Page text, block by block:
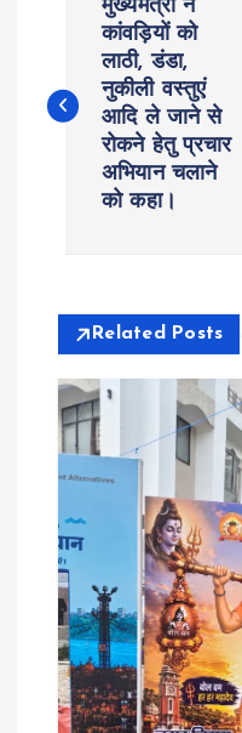
s
v
g
a
t
o
मुख्यमंत्री ने
कांवड़ियों को
लाठी, डंडा,
नुकीली वस्तुएं
आदि ले जाने से
रोकने हेतु प्रचार
अभियान चलाने
को कहा।
Related Posts